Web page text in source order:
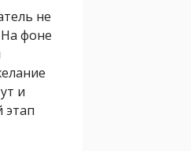
не
фоне
и
этап